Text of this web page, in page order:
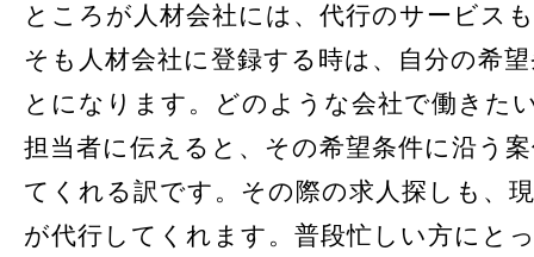
ところが人材会社には、代行のサービス
そも人材会社に登録する時は、自分の希
とになります。どのような会社で働きた
担当者に伝えると、その希望条件に沿う
てくれる訳です。その際の求人探しも、
が代行してくれます。普段忙しい方にと